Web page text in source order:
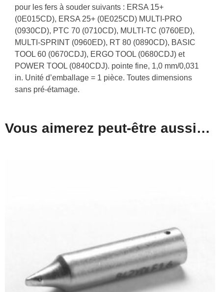
pour les fers à souder suivants : ERSA 15+
(0E015CD), ERSA 25+ (0E025CD) MULTI-PRO
(0930CD), PTC 70 (0710CD), MULTI-TC (0760ED),
MULTI-SPRINT (0960ED), RT 80 (0890CD), BASIC
TOOL 60 (0670CDJ), ERGO TOOL (0680CDJ) et
POWER TOOL (0840CDJ). pointe fine, 1,0 mm/0,031
in. Unité d’emballage = 1 pièce. Toutes dimensions
sans pré-étamage.
Vous aimerez peut-être aussi…